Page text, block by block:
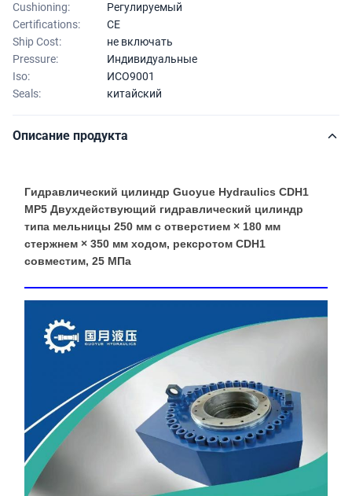
Cushioning:
Регулируемый
Certifications:
CE
Ship Cost:
не включать
Pressure:
Индивидуальные
Iso:
ИСО9001
Seals:
китайский
Описание продукта
Гидравлический цилиндр Guoyue Hydraulics CDH1
MP5 Двухдействующий гидравлический цилиндр
типа мельницы 250 мм с отверстием × 180 мм
стержнем × 350 мм ходом, рексротом CDH1
совместим, 25 МПа